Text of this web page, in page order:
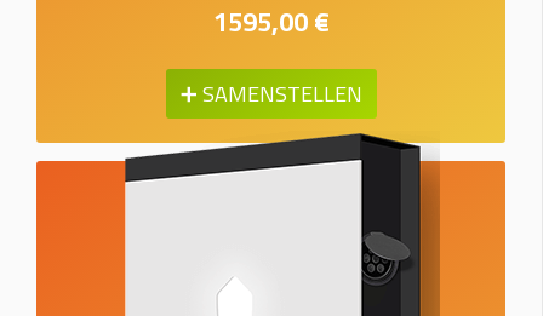
1595,00 €
➕ SAMENSTELLEN